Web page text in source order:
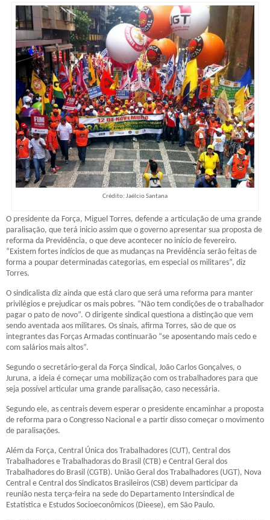
Crédito: Jaélcio Santana
O presidente da Força, Miguel Torres, defende a articulação de uma grande
paralisação, que terá inicio assim que o governo apresentar sua proposta de
reforma da Previdência, o que deve acontecer no início de fevereiro.
“Existem fortes indícios de que as mudanças na Previdência serão feitas de
forma a poupar determinadas categorias, em especial os militares”, diz
Torres.
O sindicalista diz ainda que está claro que será uma reforma para manter
privilégios e prejudicar os mais pobres. “Não tem condições de o trabalhador
pagar o pato de novo”. O dirigente sindical questiona a distinção que vem
sendo aventada aos militares. Os sinais, afirma Torres, são de que os
integrantes das Forças Armadas continuarão “se aposentando mais cedo e
com salários mais altos”.
Segundo o secretário-geral da Força Sindical, João Carlos Gonçalves, o
Juruna, a ideia é começar uma mobilização com os trabalhadores para que
seja possível articular uma grande paralisação, caso necessária.
Segundo ele, as centrais devem esperar o presidente encaminhar a proposta
de reforma para o Congresso Nacional e a partir disso começar o movimento
de paralisações.
Além da Força, Central Única dos Trabalhadores (CUT), Central dos
Trabalhadores e Trabalhadoras do Brasil (CTB) e Central Geral dos
Trabalhadores do Brasil (CGTB). União Geral dos Trabalhadores (UGT), Nova
Central e Central dos Sindicatos Brasileiros (CSB) devem participar da
reunião nesta terça-feira na sede do Departamento Intersindical de
Estatística e Estudos Socioeconômicos (Dieese), em São Paulo.